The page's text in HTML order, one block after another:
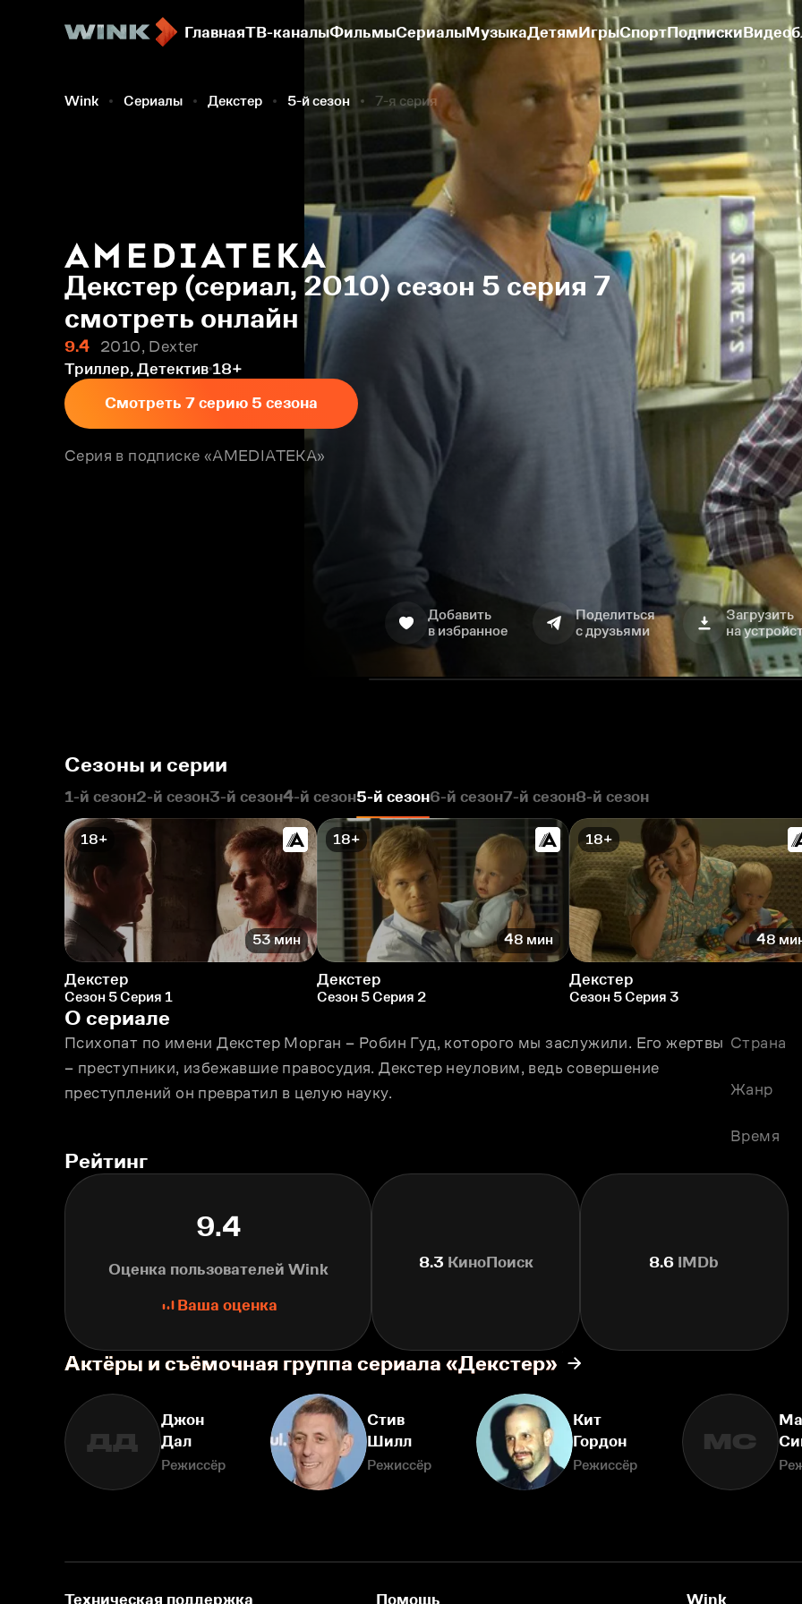
ГлавнаяТВ-каналыФильмыСериалыМузыкаДетямИгрыСпортПодписки
Wink Сериалы Декстер 5-й сезон 7-я серия
Декстер (сериал, 2010) сезон 5 серия 7
смотреть онлайн
9.4
2010, Dexter
Триллер, Детектив 18+
Смотреть 7 серию 5 сезона
Серия в подписке «AMEDIATEKA»
Добавить
в избранное
Поделиться
с друзьями
Загрузить
на
Сезоны и серии
1-й сезон2-й сезон3-й сезон4-й сезон5-й сезон6-й сезон7-й сезон8-й сезон
18+
53 мин
Декстер
Сезон 5 Серия 1
18+
48 мин
Декстер
Сезон 5 Серия 2
18+
48
Декстер
Сезон 5 Серия 3
О сериале
Психопат по имени Декстер Морган – Робин Гуд, которого мы заслужили. Его жертвы
– преступники, избежавшие правосудия. Декстер неуловим, ведь совершение
преступлений он превратил в целую науку.
Страна
Жанр
Время
Рейтинг
9.4
Оценка пользователей Wink
Ваша оценка
8.3 КиноПоиск 8.6 IMDb
Актёры и съёмочная группа сериала «Декстер»
ДД
Джон
Дал
Режиссёр
Стив
Шилл
Режиссёр
Кит
Гордон
Режиссёр
МС
Техническая поддержка Помощь Wink